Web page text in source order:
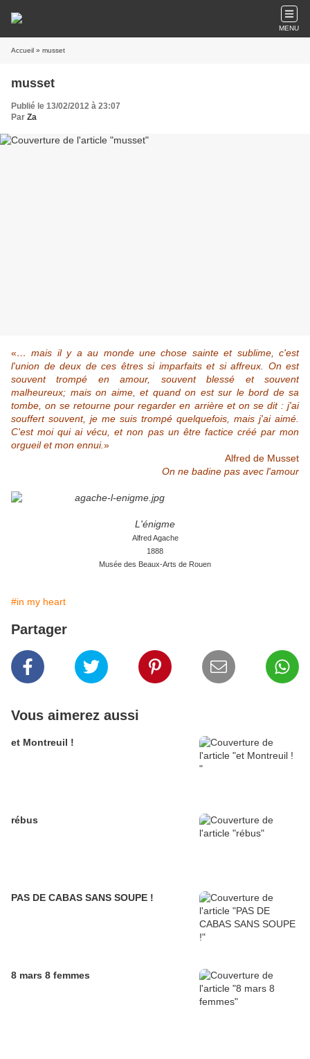
MENU
Accueil » musset
musset
Publié le 13/02/2012 à 23:07
Par Za
«… mais il y a au monde une chose sainte et sublime, c'est
l'union de deux de ces êtres si imparfaits et si affreux. On est
souvent trompé en amour, souvent blessé et souvent
malheureux; mais on aime, et quand on est sur le bord de sa
tombe, on se retourne pour regarder en arrière et on se dit : j'ai
souffert souvent, je me suis trompé quelquefois, mais j'ai aimé.
C'est moi qui ai vécu, et non pas un être factice créé par mon
orgueil et mon ennui.»
Alfred de Musset
On ne badine pas avec l'amour
L'énigme
Alfred Agache
1888
Musée des Beaux-Arts de Rouen
#in my heart
Partager
Vous aimerez aussi
et Montreuil !
rébus
PAS DE CABAS SANS SOUPE !
8 mars 8 femmes